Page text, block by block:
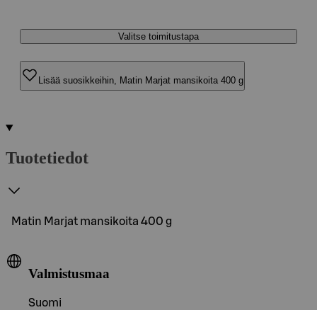
Valitse toimitustapa
Lisää suosikkeihin, Matin Marjat mansikoita 400 g
Tuotetiedot
Matin Marjat mansikoita 400 g
Valmistusmaa
Suomi